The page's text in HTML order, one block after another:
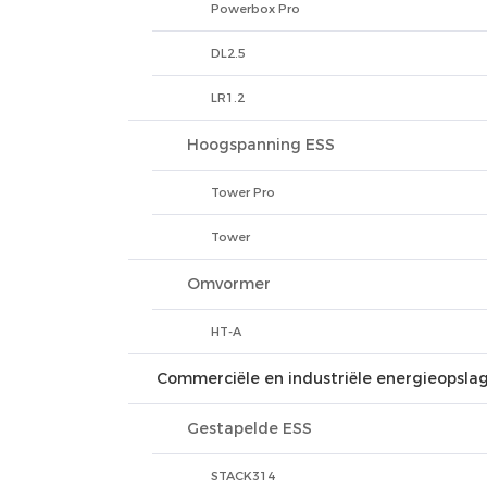
Powerbox Pro
DL2.5
LR1.2
Hoogspanning ESS
Tower Pro
Tower
Omvormer
HT-A
Commerciële en industriële
Gestapelde ESS
STACK314